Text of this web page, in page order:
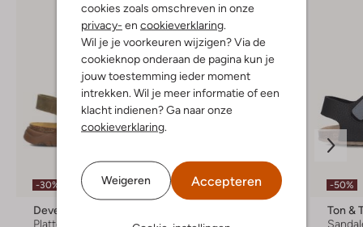
cookies zoals omschreven in onze
privacy- en cookieverklaring
Wil je je voorkeuren wijzigen? Via de
cookieknop onderaan de pagina kun je
jouw toestemming ieder moment
intrekken. Wil je meer informatie of een
klacht indienen? Ga naar onze
cookieverklaring
Weigeren Accepteren
-30%
Develab
Platte sandalen
-50%
Platte sandalen
-50%
Ton &